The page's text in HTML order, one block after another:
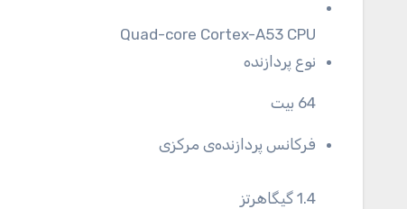
Quad-core Cortex-A53 CPU
نوع پردازنده
64 بیت
فرکانس پردازنده‌ی مرکزی
1.4 گیگاهرتز